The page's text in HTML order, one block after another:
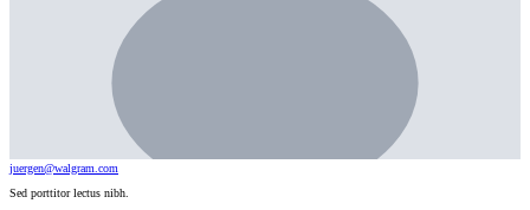
juergen@walgram.com
Sed porttitor lectus nibh.